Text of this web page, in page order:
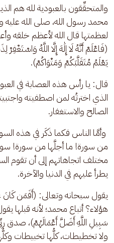
والمتحقِّقون بالعبودية لله هم
محمد رسول الله، صلى الله عليه
لعظمتها قال الله لأعظم خلقه
(فَاعْلَمْ أَنَّهُ لَا إِلَٰهَ إِلَّا اللَّهُ
يَعْلَمُ مُتَقَلَّبَكُمْ وَمَثْوَاكُمْ).
قال: يا رأس هذه العصابة في
الذي اخترتُه لمن اصطفيته
الصالح والاستغفار.
وأمَّا الناس فكما ذَكَر في هذه
من سورة! ما أجلَّها من سورة!
مختلف اتجاهاتهم إلى أن تقوم
يطرأ عليهم في الدنيا والآخرة.
يقول سبحانه وتعالى: (أَفَمَن
هؤلاء؟ أتباع محمد؛ لأنه قبلها
سَبِيلِ اللَّهِ أَضَلَّ أَعْمَالَهُمْ)، صدق
ولا تخطيطات، كلُّها تخبيطات